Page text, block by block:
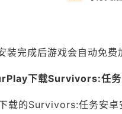
装完成后游戏会自动免
下载Survivors:任务
载的Survivors:任务安卓